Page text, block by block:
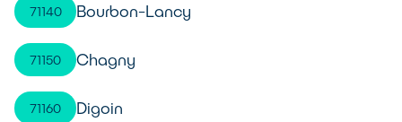
71140 Bourbon-Lancy
71150 Chagny
71160 Digoin